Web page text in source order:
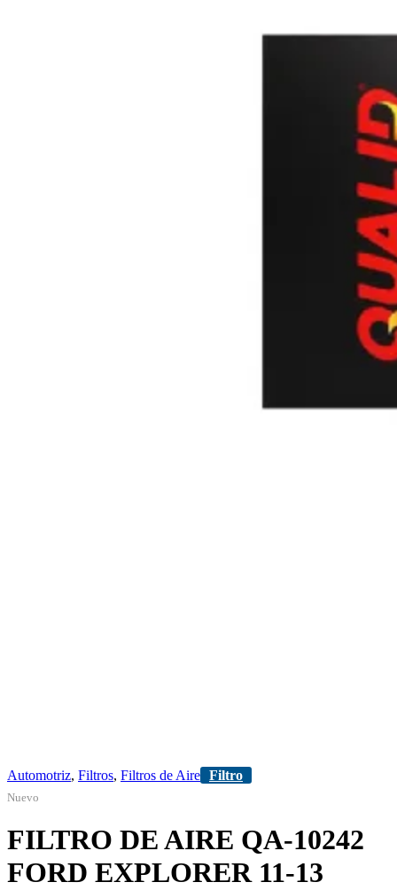
Automotriz, Filtros, Filtros de Aire Filtro
Nuevo
FILTRO DE AIRE QA-10242
FORD EXPLORER 11-13